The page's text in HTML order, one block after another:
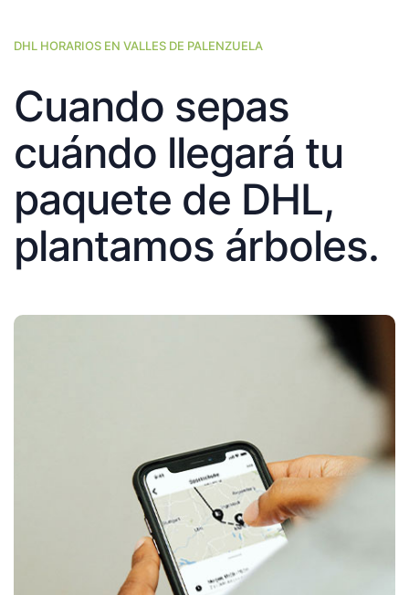
DHL HORARIOS EN VALLES DE PALENZUELA
Cuando sepas
cuándo llegará tu
paquete de DHL,
plantamos árboles.